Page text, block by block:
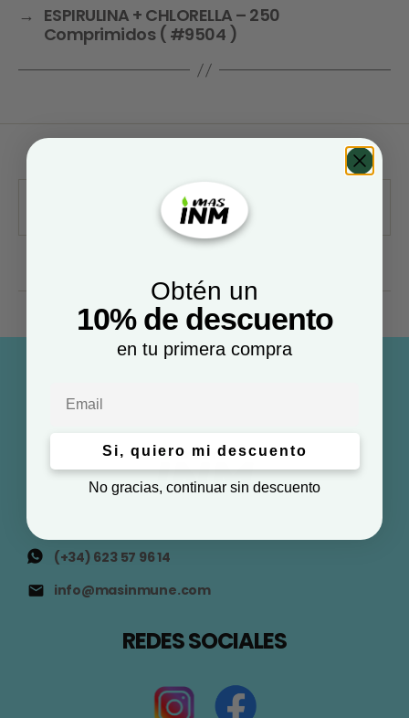
→ ESPIRULINA + CHLORELLA – 250
Comprimidos ( #9504 )
(+34) 623 57 96 14
info@masinmune.com
REDES SOCIALES
Obtén un
10% de descuento
en tu primera compra
Si, quiero mi descuento
No gracias, continuar sin descuento